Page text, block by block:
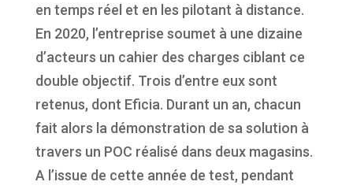
en temps réel et en les pilotant à distance.
En 2020, l’entreprise soumet à une dizaine
d’acteurs un cahier des charges ciblant ce
double objectif. Trois d’entre eux sont
retenus, dont Eficia. Durant un an, chacun
fait alors la démonstration de sa solution à
travers un POC réalisé dans deux magasins.
A l’issue de cette année de test, pendant